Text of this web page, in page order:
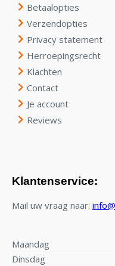
Betaalopties
Verzendopties
Privacy statement
Herroepingsrecht
Klachten
Contact
Je account
Reviews
Klantenservice:
Mail uw vraag naar:
Maandag
Dinsdag